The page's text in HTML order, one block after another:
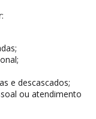
e descascados;
ou atendimento